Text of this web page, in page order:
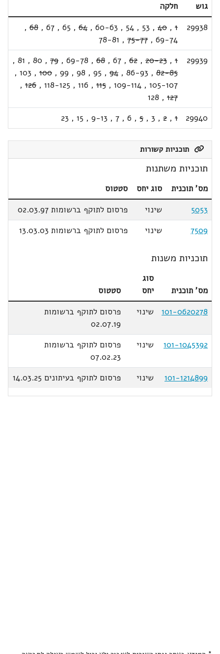
גוש
חלקה
29938
1
,
40
,
53
,
54
,
60-63
,
64
,
65
,
67
,
68
,
69-74
,
75-77
,
78-81
29939
1
,
20-23
,
62
,
67
,
68
,
69-78
,
79
,
80
,
81
,
82-85
,
86-93
,
94
,
95
,
98
,
99
,
100
,
103
,
105-107
,
109-114
,
115
,
116
,
118-125
,
126
,
127
,
128
29940
1
,
2
,
3
,
5
,
6
,
7
,
9-13
,
15
,
23
תוכניות קשורות
תוכניות משתנות
מס' תוכנית סוג יחס
סטטוס
5053
שינוי
פרסום לתוקף ברשומות 02.03.97
7509
שינוי פרסום לתוקף ברשומות 13.03.03
תוכניות משנות
מס' תוכנית
סוג
יחס
סטטוס
101-0620278
שינוי
פרסום לתוקף ברשומות
02.07.19
101-1045392
שינוי
פרסום לתוקף ברשומות
07.02.23
101-1214899
שינוי פרסום לתוקף בעיתונים 14.03.25